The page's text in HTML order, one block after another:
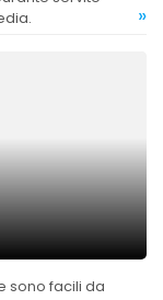
»